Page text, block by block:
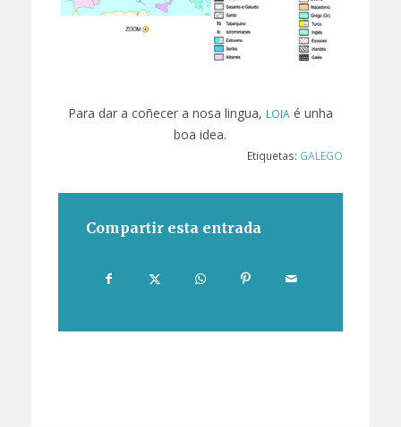
Para dar a coñecer a nosa lingua, LOIAé unha
boa idea.
Etiquetas: GALEGO
Compartir esta entrada